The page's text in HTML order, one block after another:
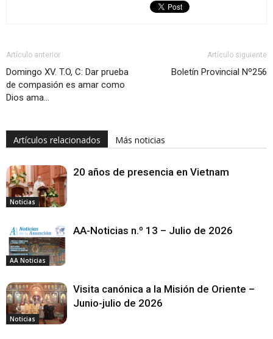
Artículo anterior
Domingo XV. T.O, C: Dar prueba
de compasión es amar como
Dios ama…
Artículo siguiente
Boletín Provincial Nº256
Artículos relacionados Más noticias
Noticias
20 años de presencia en Vietnam
AA Noticias
AA-Noticias n.º 13 – Julio de 2026
Noticias
Visita canónica a la Misión de Oriente –
Junio-julio de 2026